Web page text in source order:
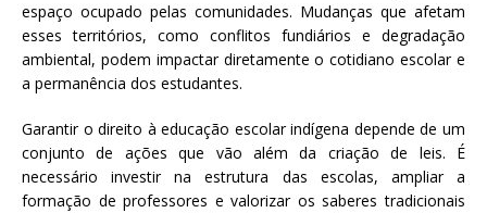
espaço ocupado pelas comunidades. Mudanças que afetam
esses territórios, como conflitos fundiários e degradação
ambiental, podem impactar diretamente o cotidiano escolar e
a permanência dos estudantes.
Garantir o direito à educação escolar indígena depende de um
conjunto de ações que vão além da criação de leis. É
necessário investir na estrutura das escolas, ampliar a
formação de professores e valorizar os saberes tradicionais